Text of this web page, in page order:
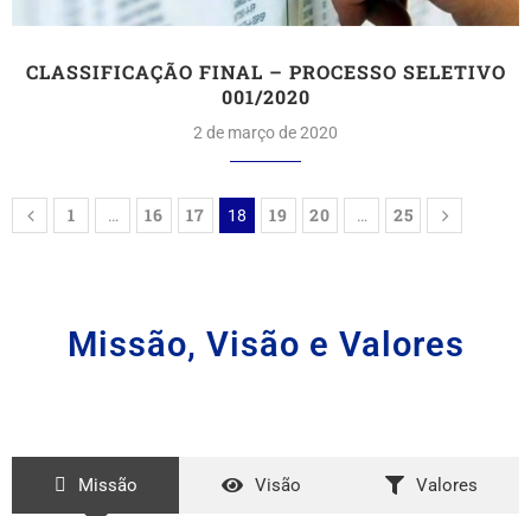
CLASSIFICAÇÃO FINAL – PROCESSO SELETIVO
001/2020
2 de março de 2020
1 … 16 17 18 19 20 … 25
Missão, Visão e Valores
Missão Visão Valores